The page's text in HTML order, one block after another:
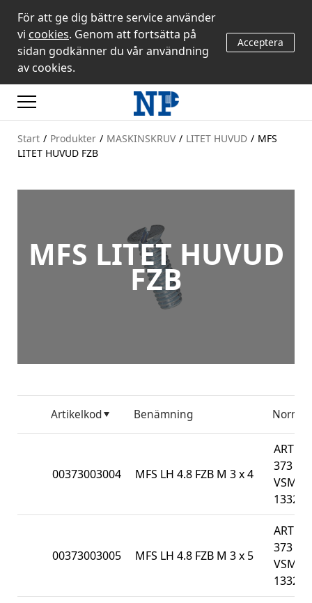
För att ge dig bättre service använder
vi cookies. Genom att fortsätta på
sidan godkänner du vår användning
av cookies.
Acceptera
Start / Produkter / MASKINSKRUV / LITET HUVUD / MFS
LITET HUVUD FZB
MFS LITET HUVUD
FZB
Artikelkod Benämning Norm
00373003004 MFS LH 4.8 FZB M 3 x 4
ART
373 /
VSM
13328
00373003005 MFS LH 4.8 FZB M 3 x 5
ART
373 /
VSM
13328